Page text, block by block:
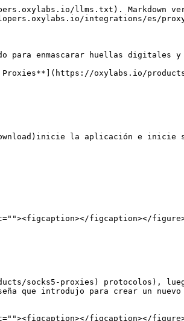
llms.txt). Markdown
integrations/es/
enmascarar huellas digitales
oxylabs.io/
la aplicación e inicie
figcaption></
socks5-proxies) protocolos),
que introdujo para crear un
figcaption></